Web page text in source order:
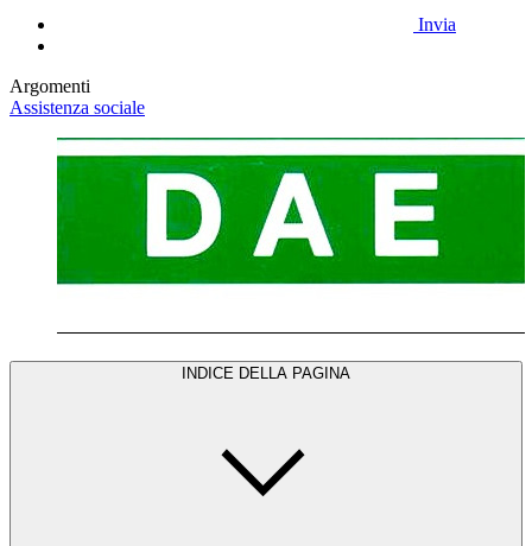
Invia
Argomenti
Assistenza sociale
INDICE DELLA PAGINA